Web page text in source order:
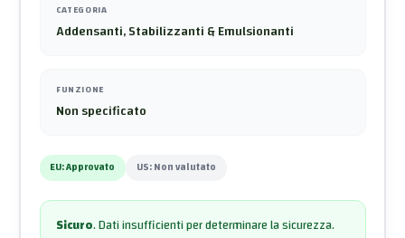
CATEGORIA
Addensanti, Stabilizzanti & Emulsionanti
FUNZIONE
Non specificato
EU:Approvato US:Non valutato
Sicuro.Dati insufficienti per determinare la sicurezza.